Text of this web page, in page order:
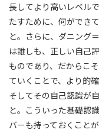
長してより高いレベル
たすために、何ができ
と。さらに、ダニング
は誰しも、正しい自己
ものであり、だからこ
ていくことで、より的
そしてその自己認識が
と。こういった基礎認
バーも持っておくこと